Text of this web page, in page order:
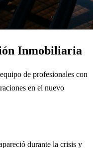
Inmobiliaria
de profesionales con
en el nuevo
durante la crisis y